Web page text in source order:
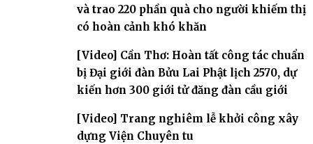
và trao 220 phần quà cho người khiếm thị
có hoàn cảnh khó khăn
[Video] Cần Thơ: Hoàn tất công tác chuẩn
bị Đại giới đàn Bửu Lai Phật lịch 2570, dự
kiến hơn 300 giới tử đăng đàn cầu giới
[Video] Trang nghiêm lễ khởi công xây
dựng Viện Chuyên tu